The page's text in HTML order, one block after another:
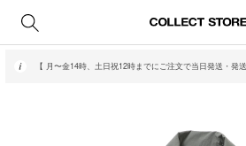
【 月〜金14時、土日祝12時までにご注文で当日発送・発送